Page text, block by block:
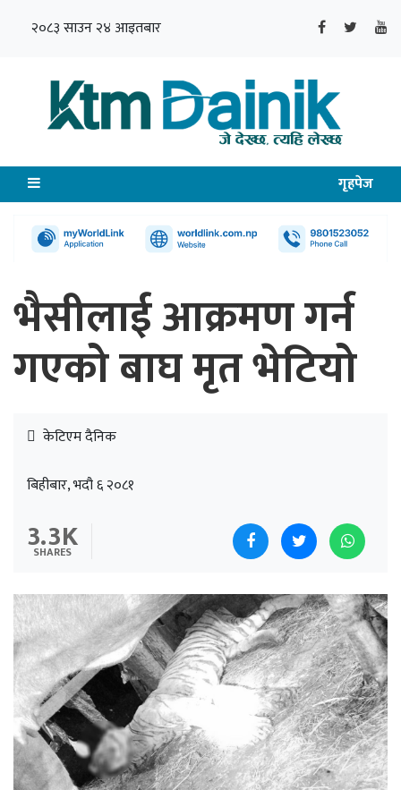
२०८३ साउन २४ आइतबार
गृहपेज
भैसीलाई आक्रमण गर्न
गएको बाघ मृत भेटियो
केटिएम दैनिक
बिहीबार, भदौ ६ २०८१
3.3K
SHARES